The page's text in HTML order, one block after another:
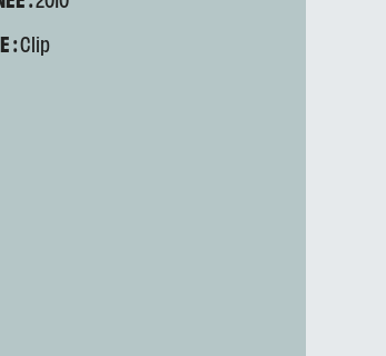
:Clip